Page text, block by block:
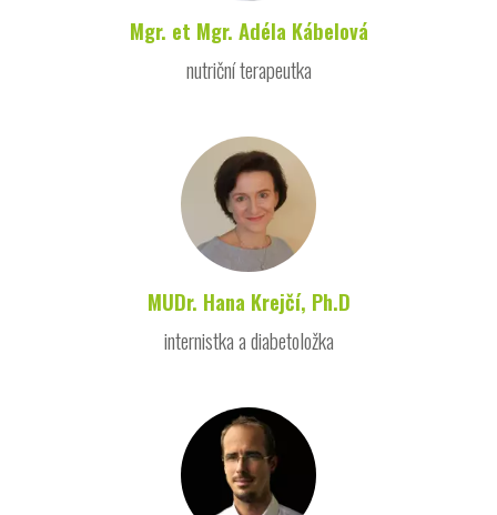
Mgr. et Mgr. Adéla Kábelová
nutriční terapeutka
MUDr. Hana Krejčí, Ph.D
internistka a diabetoložka